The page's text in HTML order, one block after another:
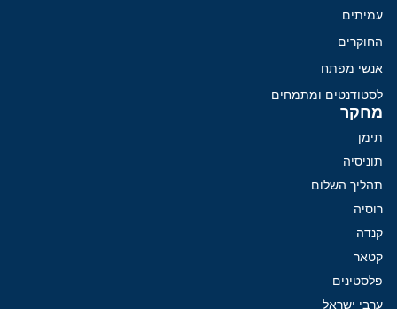
עמיתים
החוקרים
אנשי מפתח
לסטודנטים ומתמחים
מחקר
תימן
תוניסיה
תהליך השלום
רוסיה
קנדה
קטאר
פלסטינים
ערבי ישראל